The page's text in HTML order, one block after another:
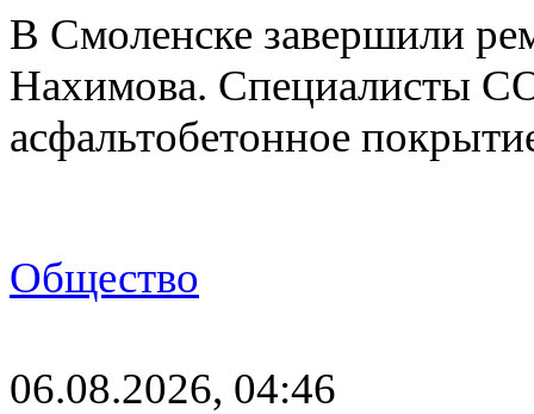
В Смоленске завершили
Нахимова. Специалисты
асфальтобетонное
Общество
06.08.2026, 04:46